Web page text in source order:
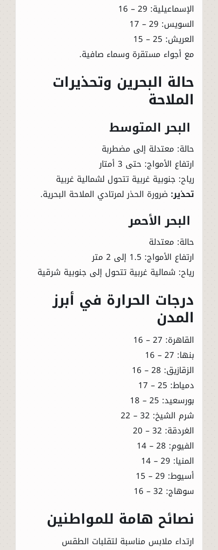
الإسماعيلية: 29 – 16
السويس: 29 – 17
العريش: 25 – 15
مع أجواء مستقرة وسماء صافية.
حالة البحرين وتحذيرات
الملاحة
البحر المتوسط
حالة: معتدلة إلى مضطربة
ارتفاع الأمواج: حتى 3 أمتار
رياح: جنوبية غربية تتحول لشمالية غربية
تحذير: ضرورة الحذر لمرتادي الملاحة البحرية.
البحر الأحمر
حالة: معتدلة
ارتفاع الأمواج: 1.5 إلى 2 متر
رياح: شمالية غربية تتحول إلى جنوبية شرقية
درجات الحرارة في أبرز
المدن
القاهرة: 27 – 16
بنها: 27 – 16
الزقازيق: 28 – 16
دمياط: 25 – 17
بورسعيد: 25 – 18
شرم الشيخ: 32 – 22
الغردقة: 32 – 20
الفيوم: 28 – 14
المنيا: 29 – 14
أسيوط: 29 – 15
سوهاج: 32 – 16
نصائح هامة للمواطنين
ارتداء ملابس مناسبة لتقلبات الطقس